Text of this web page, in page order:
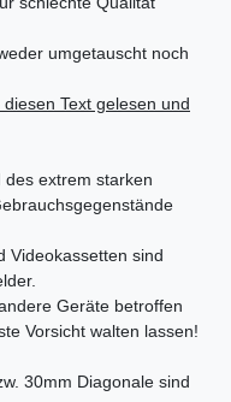
umgetauscht noch
Text gelesen und
extrem starken
Videokassetten sind
Geräte betroffen
Vorsicht walten lassen!
30mm Diagonale sind